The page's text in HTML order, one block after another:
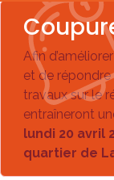
Afin
et de répondre
travaux sur le
entraîneront
lundi 20 avril
quartier de